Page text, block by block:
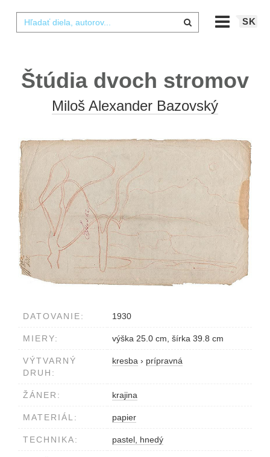
SK
Štúdia dvoch stromov
Miloš Alexander Bazovský
DATOVANIE: 1930
MIERY: výška 25.0 cm, šírka 39.8 cm
VÝTVARNÝ
DRUH:
kresba › prípravná
ŽÁNER: krajina
MATERIÁL: papier
TECHNIKA: pastel, hnedý